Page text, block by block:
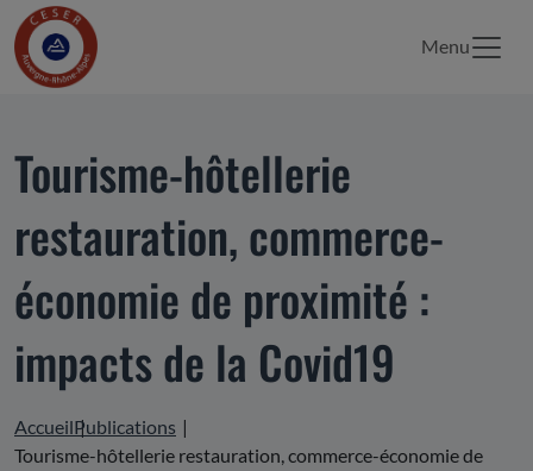
Menu
Tourisme-hôtellerie
restauration, commerce-
économie de proximité :
impacts de la Covid19
AccueilPublications
Tourisme-hôtellerie restauration, commerce-économie de